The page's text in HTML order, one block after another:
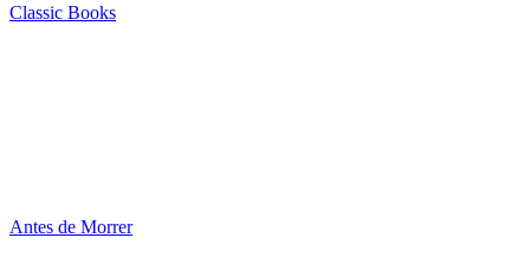
Classic Books
Antes de Morrer